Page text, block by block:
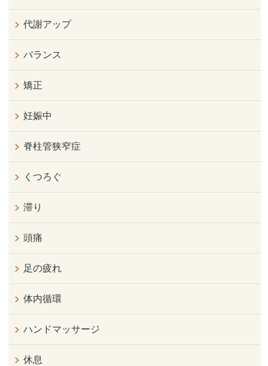
代謝アップ
バランス
矯正
妊娠中
脊柱管狭窄症
くつろぐ
滞り
頭痛
足の疲れ
体内循環
ハンドマッサージ
休息